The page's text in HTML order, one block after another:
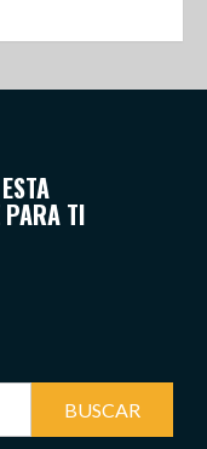
PARA TI